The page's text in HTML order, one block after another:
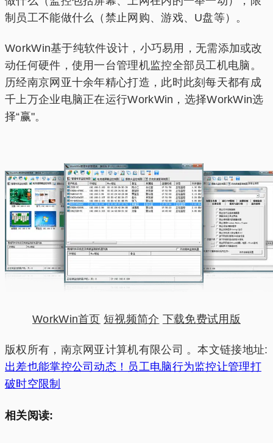
制员工不能做什么（禁止网购、游戏、U盘等）。
WorkWin基于纯软件设计，小巧易用，无需添加或改
动任何硬件，使用一台管理机监控全部员工机电脑。
历经南京网亚十余年精心打造，此时此刻每天都有成
千上万企业电脑正在运行WorkWin，选择WorkWin选
择“赢"。
WorkWin首页 短视频简介 下载免费试用版
版权所有，南京网亚计算机有限公司 。本文链接地址:
出差也能掌控公司动态！员工电脑行为监控让管理打
破时空限制
相关阅读: